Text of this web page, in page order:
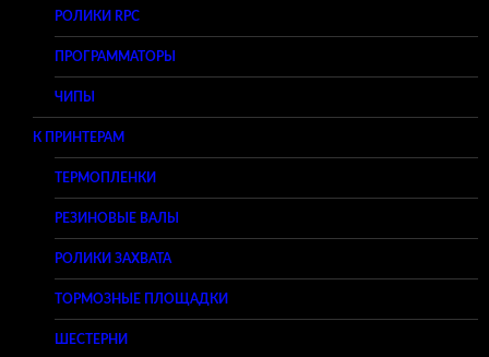
РОЛИКИ RPC
ПРОГРАММАТОРЫ
ЧИПЫ
К ПРИНТЕРАМ
ТЕРМОПЛЕНКИ
РЕЗИНОВЫЕ ВАЛЫ
РОЛИКИ ЗАХВАТА
ТОРМОЗНЫЕ ПЛОЩАДКИ
ШЕСТЕРНИ